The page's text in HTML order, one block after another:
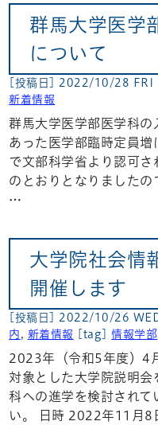
群馬大学医学
について
[投稿日] 2022/10/28 FRI
新着情報
群馬大学医学部医学科
あった医学部臨時定員
で文部科学省より認可
のとおりとなりました
…
大学院社会情
開催します
[投稿日] 2022/10/26
内 , 新着情報 [tag]情報学部
2023年（令和5年度）4
対象とした大学院説明
科への進学を検討されて
い。 日時 2022年11